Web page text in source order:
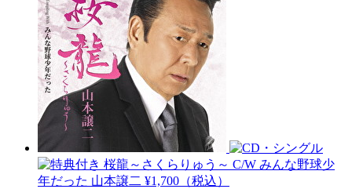
桜龍～さくらりゅう～ C/W みんな野球少
年だった 山本譲二 ¥1,700（税込）